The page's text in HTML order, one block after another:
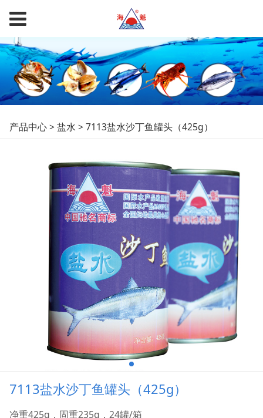
7113盐水沙丁鱼罐头
（425g）
产品中心>盐水 >7113盐水沙丁鱼罐头（425g）
7113盐水沙丁鱼罐头（425g）
净重425g，固重235g，24罐/箱